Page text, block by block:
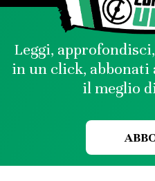
Leggi,
in un click, abbonati
il meglio